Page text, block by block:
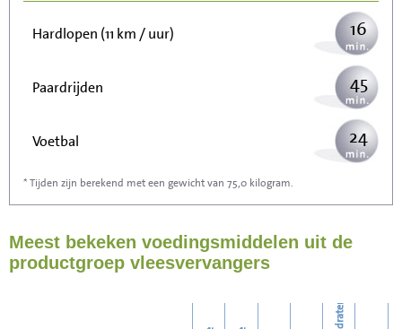
Hardlopen (11 km / uur) 16
Paardrijden 45
Voetbal 24
Stofzuigen
Strijken 79
91
* Tijden zijn berekend met een gewicht van 75,0 kilogram.
Meest bekeken voedingsmiddelen uit de
productgroep vleesvervangers